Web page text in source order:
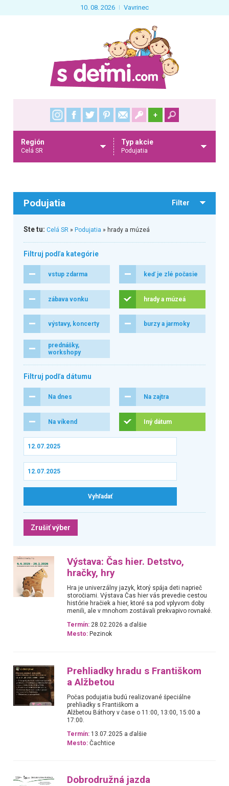
10. 08. 2026 Vavrinec
+
Región
Celá SR
Typ akcie
Podujatia
Podujatia Filter
Ste tu: Celá SR» Podujatia » hrady a múzeá
Filtruj podľa kategórie
vstup zdarma keď je zlé počasie
zábava vonku hrady a múzeá
výstavy, koncerty burzy a jarmoky
prednášky,
workshopy
Filtruj podľa dátumu
Na dnes Na zajtra
Na víkend Iný dátum
Zrušiť výber
Výstava: Čas hier. Detstvo,
hračky, hry
Hra je univerzálny jazyk, ktorý spája deti naprieč
storočiami. Výstava Čas hier vás prevedie cestou
histórie hračiek a hier, ktoré sa pod vplyvom doby
menili, ale v mnohom zostávali prekvapivo rovnaké.
Termín: 28.02.2026 a ďalšie
Mesto: Pezinok
Prehliadky hradu s Františkom
a Alžbetou
Počas podujatia budú realizované špeciálne
prehliadky s Františkom a
Alžbetou Báthory v čase o 11:00, 13:00, 15:00 a
17:00.
Termín: 13.07.2025 a ďalšie
Mesto: Čachtice
Dobrodružná jazda